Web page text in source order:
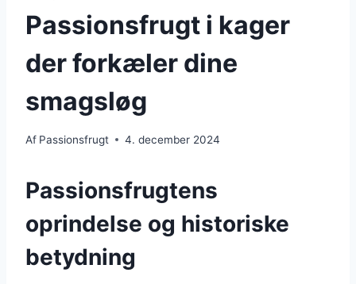
Passionsfrugt i kager
der forkæler dine
smagsløg
Af Passionsfrugt 4. december 2024
Passionsfrugtens
oprindelse og historiske
betydning